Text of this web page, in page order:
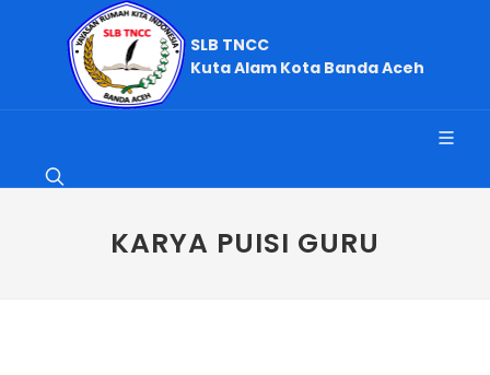
SLB TNCC
Kuta Alam Kota Banda Aceh
KARYA PUISI GURU